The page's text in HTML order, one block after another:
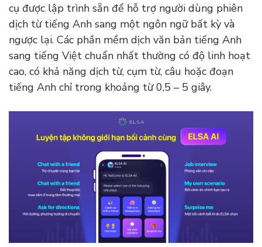
cụ được lập trình sẵn để hỗ trợ người dùng phiên
dịch từ tiếng Anh sang một ngôn ngữ bất kỳ và
ngược lại. Các phần mềm dịch văn bản tiếng Anh
sang tiếng Việt chuẩn nhất thường có độ linh hoạt
cao, có khả năng dịch từ, cụm từ, câu hoặc đoạn
tiếng Anh chỉ trong khoảng từ 0,5 – 5 giây.